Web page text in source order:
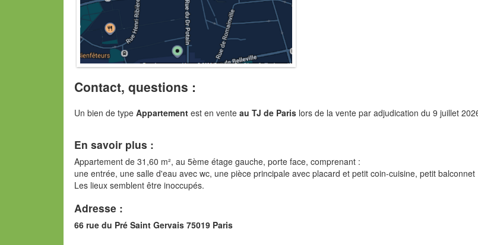
Contact, questions :
Un bien de type Appartement est en vente au TJ de Paris lors de la vente par adjudication du 9 juillet
En savoir plus :
Appartement de 31,60 m², au 5ème étage gauche, porte face, comprenant :
une entrée, une salle d'eau avec wc, une pièce principale avec placard et petit coin-cuisine, petit balconnet
Les lieux semblent être inoccupés.
Adresse :
66 rue du Pré Saint Gervais 75019 Paris